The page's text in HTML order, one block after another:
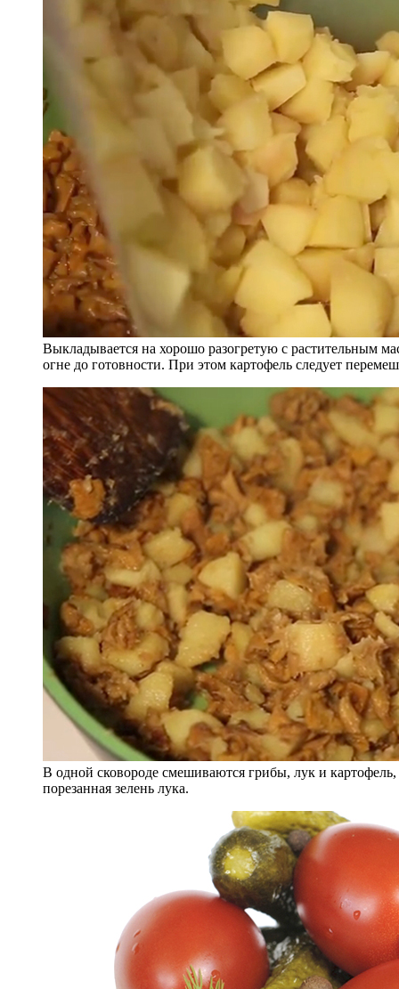
Выкладывается на хорошо разогретую с растительным
огне до готовности. При этом картофель следует
В одной сковороде смешиваются грибы, лук и картофель,
порезанная зелень лука.